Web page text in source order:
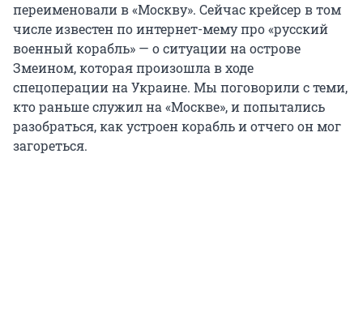
переименовали в «Москву». Сейчас крейсер в том
числе известен по интернет-мему про «русский
военный корабль» — о ситуации на острове
Змеином, которая произошла в ходе
спецоперации на Украине. Мы поговорили с теми,
кто раньше служил на «Москве», и попытались
разобраться, как устроен корабль и отчего он мог
загореться.